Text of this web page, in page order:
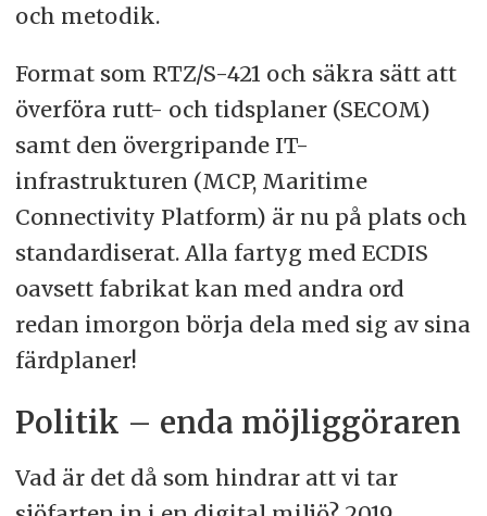
och metodik.
Format som RTZ/S-421 och säkra sätt att
överföra rutt- och tidsplaner (SECOM)
samt den övergripande IT-
infrastrukturen (MCP, Maritime
Connectivity Platform) är nu på plats och
standardiserat. Alla fartyg med ECDIS
oavsett fabrikat kan med andra ord
redan imorgon börja dela med sig av sina
färdplaner!
Politik – enda möjliggöraren
Vad är det då som hindrar att vi tar